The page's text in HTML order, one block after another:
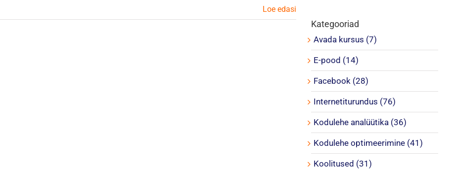
Loe edasi
Kategooriad
Avada kursus (7)
E-pood (14)
Facebook (28)
Internetiturundus (76)
Kodulehe analüütika (36)
Kodulehe optimeerimine (41)
Koolitused (31)